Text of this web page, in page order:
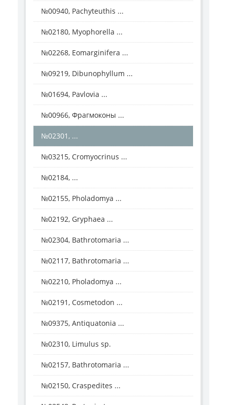
№00940, Pachyteuthis ...
№02180, Myophorella ...
№02268, Eomarginifera ...
№09219, Dibunophyllum ...
№01694, Pavlovia ...
№00966, Фрагмоконы ...
№02301, ...
№03215, Cromyocrinus ...
№02184, ...
№02155, Pholadomya ...
№02192, Gryphaea ...
№02304, Bathrotomaria ...
№02117, Bathrotomaria ...
№02210, Pholadomya ...
№02191, Cosmetodon ...
№09375, Antiquatonia ...
№02310, Limulus sp.
№02157, Bathrotomaria ...
№02150, Craspedites ...